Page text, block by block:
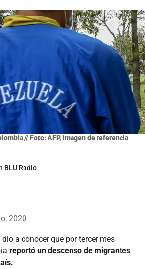
// Foto: AFP, imagen de referencia
BLU Radio
2020
a conocer que por tercer mes
reportó un descenso de migrantes